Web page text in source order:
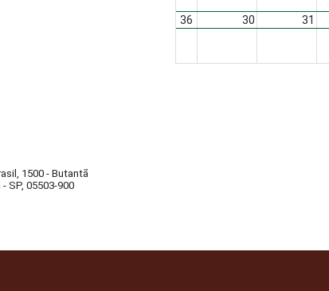
36 30 31
1500 - Butantã
SP, 05503-900